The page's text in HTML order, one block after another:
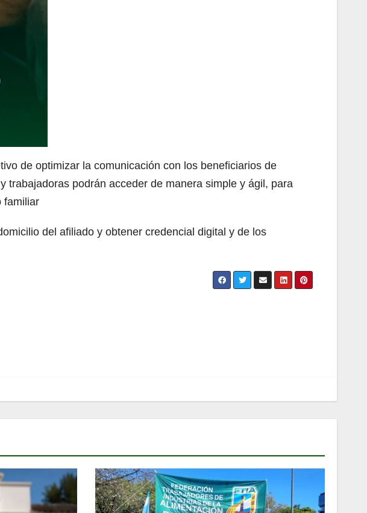
de optimizar la comunicación con los beneficiarios de
trabajadoras podrán acceder de manera simple y ágil, para
familiar
del afiliado y obtener credencial digital y de los